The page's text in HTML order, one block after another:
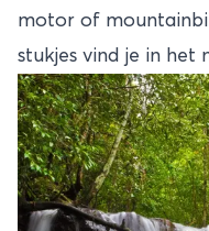
motor of
stukjes vind je in het